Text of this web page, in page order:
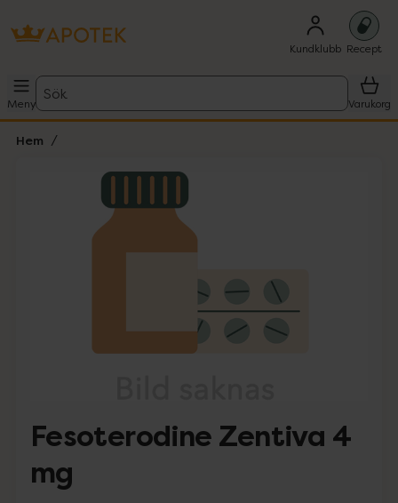
Kundklubb Recept
Meny
Sök
Varukorg
Hem
Lista: . Innehåller 1 objekt.
Fesoterodine Zentiva 4
mg